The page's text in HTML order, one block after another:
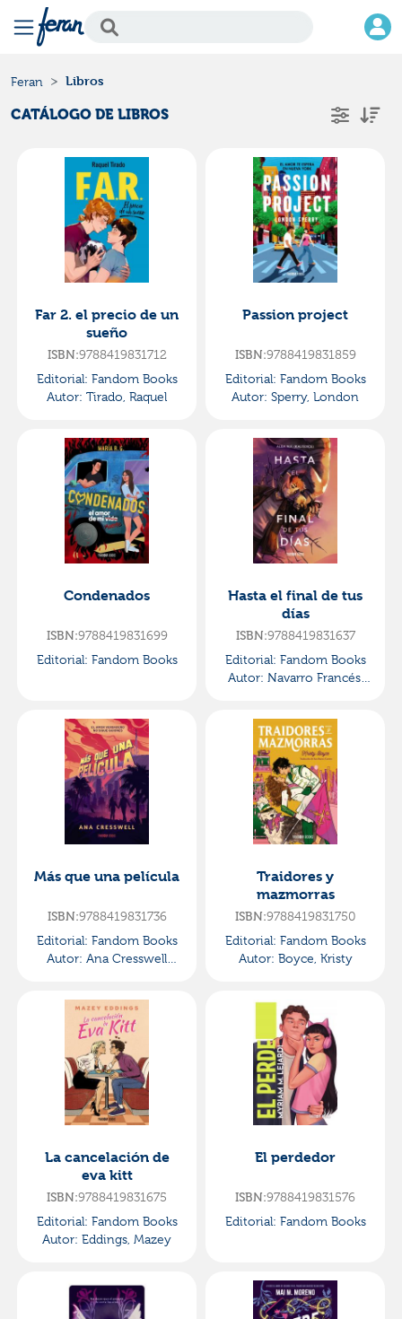
Feran Libros
CATÁLOGO DE LIBROS
Far 2. el precio de un
sueño
ISBN:9788419831712
Editorial: Fandom Books
Autor: Tirado, Raquel
Passion project
ISBN:9788419831859
Editorial: Fandom Books
Autor: Sperry, London
Condenados
ISBN:9788419831699
Editorial: Fandom Books
Hasta el final de tus
días
ISBN:9788419831637
Editorial: Fandom Books
Autor: Navarro Francés,
Más que una película
ISBN:9788419831736
Editorial: Fandom Books
Autor: Ana Cresswell
Traidores y
mazmorras
ISBN:9788419831750
Editorial: Fandom Books
Autor: Boyce, Kristy
La cancelación de
eva kitt
ISBN:9788419831675
Editorial: Fandom Books
Autor: Eddings, Mazey
El perdedor
ISBN:9788419831576
Editorial: Fandom Books